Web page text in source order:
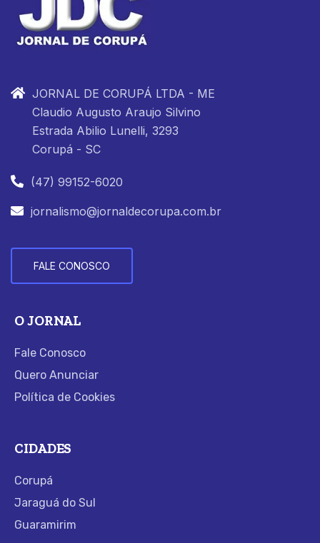
JORNAL DE CORUPÁ LTDA - ME
Claudio Augusto Araujo Silvino
Estrada Abilio Lunelli, 3293
Corupá - SC
(47) 99152-6020
jornalismo@jornaldecorupa.com.br
FALE CONOSCO
O JORNAL
Fale Conosco
Quero Anunciar
Política de Cookies
CIDADES
Corupá
Jaraguá do Sul
Guaramirim